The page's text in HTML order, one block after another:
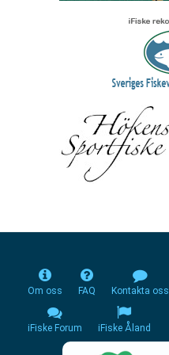
Om oss FAQ Kontakta oss
iFiske Forum iFiske Åland